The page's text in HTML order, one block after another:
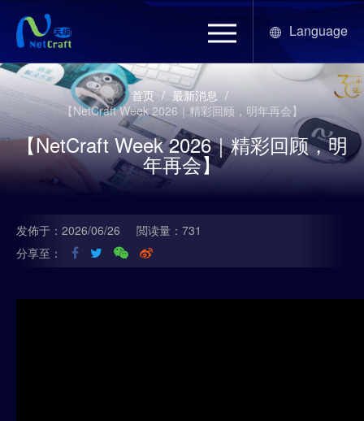
Language
首页 / 最新消息 /
【NetCraft Week 2026｜精彩回顾，明年再会】
【NetCraft Week 2026｜精彩回顾，明
年再会】
发佈于：2026/06/26
閲读量：731
分享至：